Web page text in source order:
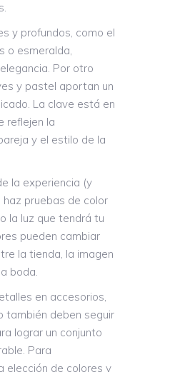
y profundos, como el
o esmeralda,
Por otro
y pastel aportan un
La clave está en
reflejen la
y el estilo de la
la experiencia (y
pruebas de color
la luz que tendrá tu
pueden cambiar
la tienda, la imagen
boda.
en accesorios,
también deben seguir
lograr un conjunto
Para
elección de colores y